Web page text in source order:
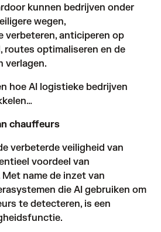
kunnen bedrijven onder
wegen,
anticiperen op
routes optimaliseren en de
verlagen.
hoe AI logistieke bedrijven
chauffeurs
verbeterde veiligheid van
voordeel van
name de inzet van
die AI gebruiken om
te detecteren, is een